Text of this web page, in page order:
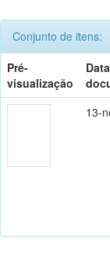
Conjunto de itens:
Pré-
visualização
13-